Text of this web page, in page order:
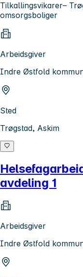
Tilkallingsvikarer–
omsorgsboliger
Arbeidsgiver
Indre Østfold
Sted
Trøgstad, Askim
avdeling 1
Arbeidsgiver
Indre Østfold